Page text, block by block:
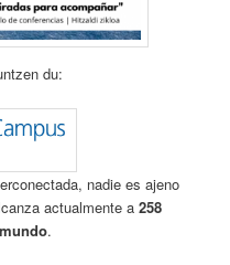
du:
nadie es ajeno
actualmente a258
.